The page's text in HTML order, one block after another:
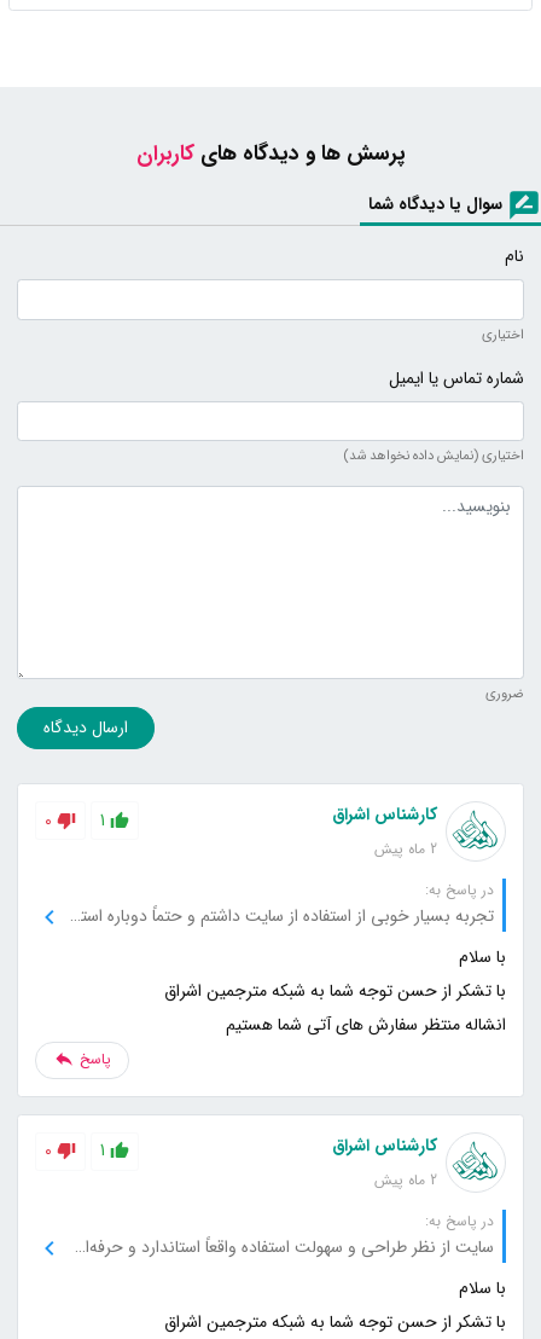
پرسش ها و دیدگاه هایکاربران
سوال یا دیدگاه شما
نام
اختیاری
شماره تماس یا ایمیل
اختیاری (نمایش داده نخواهد شد)
متن دیدگاه
ضروری
ارسال دیدگاه
کارشناس اشراق
2 ماه پیش
1
0
در پاسخ به:
تجربه بسیار خوبی از استفاده از سایت داشتم و حتماً دوباره استفاده می‌کنم.
انشاله منتظر سفارش های آتی شما هستیم
پاسخ
کارشناس اشراق
2 ماه پیش
1
0
در پاسخ به:
سایت از نظر طراحی و سهولت استفاده واقعاً استاندارد و حرفه‌ای است.